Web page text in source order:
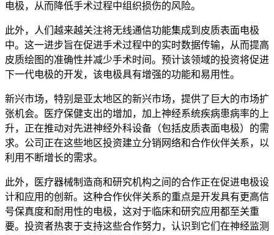
电极，从而降低手术过程中组织损伤的风险。
此外，人们越来越关注将无线通信功能集成到皮质表面电极
中。这一进步旨在促进手术过程中的实时数据传输，从而提高
皮质绘图的准确性并减少手术时间。预计该领域的投资将促进
下一代电极的开发，该电极具有增强的功能和易用性。
新兴市场，特别是亚太地区的新兴市场，提供了巨大的市场扩
张机会。医疗保健支出的增加，加上神经系统疾病患病率的上
升，正在推动对先进神经外科设备（包括皮质表面电极）的需
求。公司正在这些地区投资建立分销网络和合作伙伴关系，以
利用不断增长的需求。
此外，医疗器械制造商和研究机构之间的合作正在促进电极设
计和应用的创新。这种合作伙伴关系的重点是开发具有更高信
号保真度和耐用性的电极，这对于临床和研究应用都至关重
要。投资者热衷于支持这些合作努力，认识到它们在神经监测